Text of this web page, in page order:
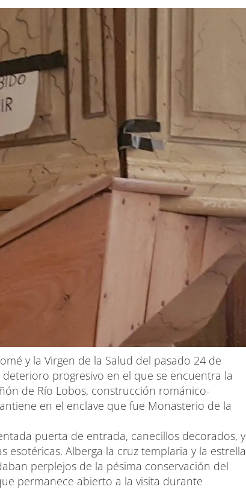
y la Virgen de la Salud del pasado 24 de
progresivo en el que se encuentra la
de Río Lobos, construcción románico-
en el enclave que fue Monasterio de la
puerta de entrada, canecillos decorados, y
Alberga la cruz templaria y la estrella
perplejos de la pésima conservación del
permanece abierto a la visita durante